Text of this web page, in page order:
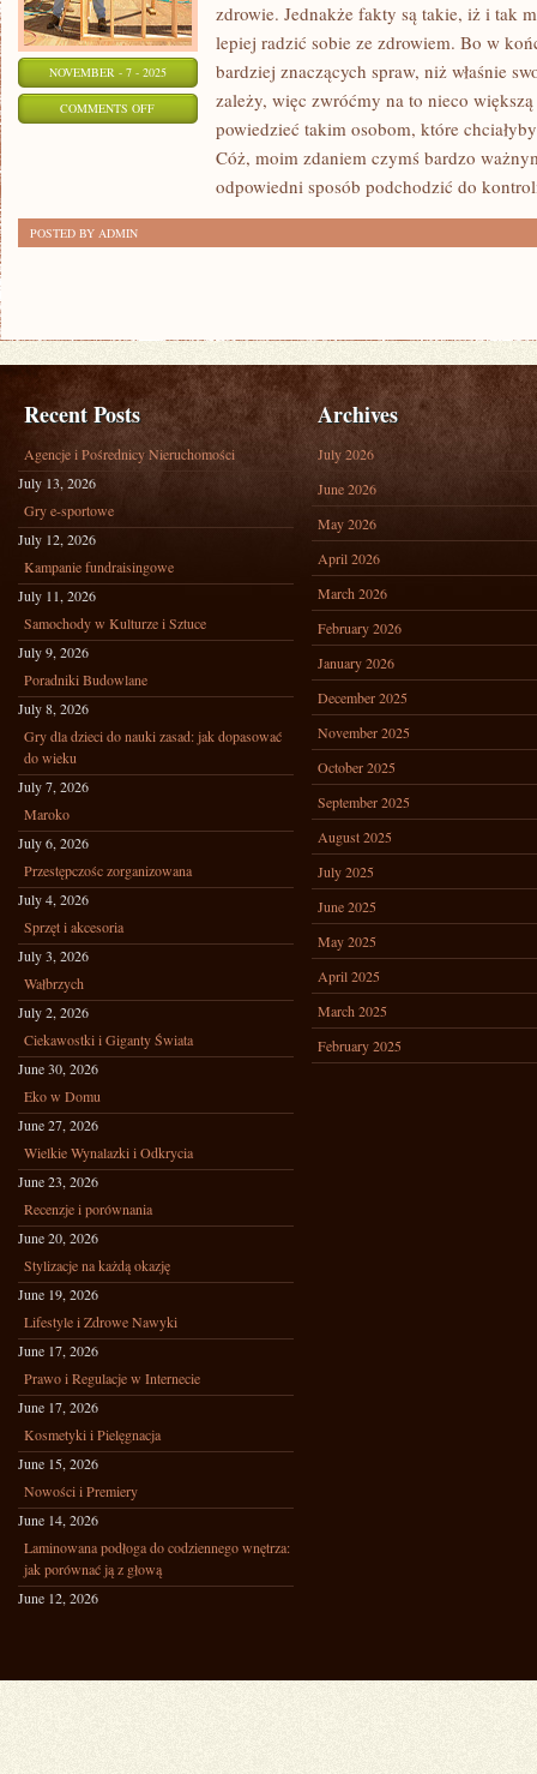
NOVEMBER - 7 - 2025
COMMENTS OFFON
zdrowie. Jednakże fakty są takie, iż i tak
lepiej radzić sobie ze zdrowiem. Bo w
bardziej znaczących spraw, niż właśnie
zależy, więc zwróćmy na to nieco
powiedzieć takim osobom, które
Cóż, moim zdaniem czymś bardzo
odpowiedni sposób podchodzić do
POSTED BY ADMIN
Recent Posts
Agencje i Pośrednicy Nieruchomości
July 13, 2026
Gry e-sportowe
July 12, 2026
Kampanie fundraisingowe
July 11, 2026
Samochody w Kulturze i Sztuce
July 9, 2026
Poradniki Budowlane
July 8, 2026
Gry dla dzieci do nauki zasad: jak dopasować
do wieku
July 7, 2026
Maroko
July 6, 2026
Przestępczośc zorganizowana
July 4, 2026
Sprzęt i akcesoria
July 3, 2026
Wałbrzych
July 2, 2026
Ciekawostki i Giganty Świata
June 30, 2026
Eko w Domu
June 27, 2026
Wielkie Wynalazki i Odkrycia
June 23, 2026
Recenzje i porównania
June 20, 2026
Stylizacje na każdą okazję
June 19, 2026
Lifestyle i Zdrowe Nawyki
June 17, 2026
Prawo i Regulacje w Internecie
June 17, 2026
Kosmetyki i Pielęgnacja
June 15, 2026
Nowości i Premiery
June 14, 2026
Laminowana podłoga do codziennego wnętrza:
jak porównać ją z głową
June 12, 2026
Archives
July 2026
June 2026
May 2026
April 2026
March 2026
February 2026
January 2026
December 2025
November 2025
October 2025
September 2025
August 2025
July 2025
June 2025
May 2025
April 2025
March 2025
February 2025